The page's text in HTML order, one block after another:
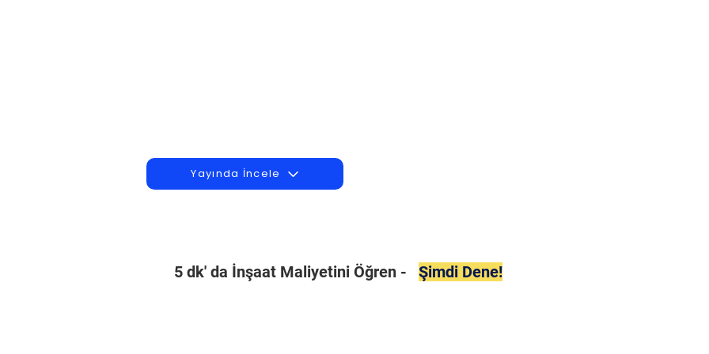
Yayında İncele
5 dk' da İnşaat Maliyetini Öğren - Şimdi Dene!